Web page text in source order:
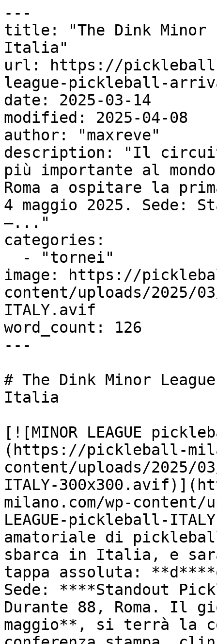
---
title: "The Dink Minor
Italia"
url: https://pickleball-
league-pickleball-
date: 2025-03-14
modified: 2025-04-08
author: "maxreve"
description: "Il
più importante al
Roma a ospitare la
4 maggio 2025. Sede:
–..."
categories:
image: https://
content/uploads/2025/
ITALY.avif
word_count: 126
---
# The Dink Minor
Italia
[![MINOR LEAGUE
(https://pickleball-
content/uploads/2025/
ITALY-
milano.com/wp-content/
LEAGUE-pickleball-
amatoriale di
sbarca in Italia, e
tappa assoluta:
Sede: ****Standout
Durante 88, Roma. Il
maggio**, si terrà la